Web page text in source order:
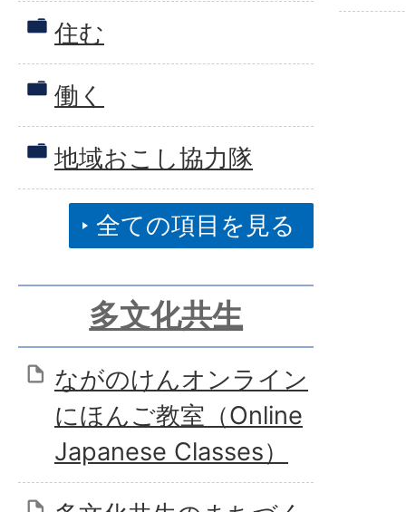
住む
働く
地域おこし協力隊
全ての項目を見る
多文化共生
ながのけんオンライン
にほんご教室（Online
Japanese Classes）